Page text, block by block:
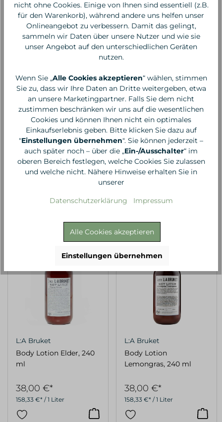
Salt & Stone
Body Lotion Black Rose
& Oud, 206ml
36,00 €*
L:A Bruket
Firming Body Serum,
120 ml
49,00 €*
L:A Bruket
Body Lotion Elder, 240
ml
158,33 €* / 1 Liter
38,00 €*
L:A Bruket
Body Lotion
Lemongras, 240 ml
158,33 €* / 1 Liter
38,00 €*
nicht ohne Cookies. Einige von Ihnen sind essentiell (z.B.
für den Warenkorb), während andere uns helfen unser
Onlineangebot zu verbessern. Damit das gelingt,
sammeln wir Daten über unsere Nutzer und wie sie
unser Angebot auf den unterschiedlichen Geräten
nutzen.
Wenn Sie „Alle Cookies akzeptieren“ wählen, stimmen
Sie zu, dass wir Ihre Daten an Dritte weitergeben, etwa
an unsere Marketingpartner. Falls Sie dem nicht
zustimmen beschränken wir uns auf die wesentlichen
Cookies und können Ihnen nicht ein optimales
Einkaufserlebnis geben. Bitte klicken Sie dazu auf
"Einstellungen übernehmen". Sie können jederzeit –
auch später noch – über die „Ein-/Ausschalter“ im
oberen Bereich festlegen, welche Cookies Sie zulassen
und welche nicht. Nähere Hinweise erhalten Sie in
unserer
Datenschutzerklärung Impressum
Alle Cookies akzeptieren
Einstellungen übernehmen